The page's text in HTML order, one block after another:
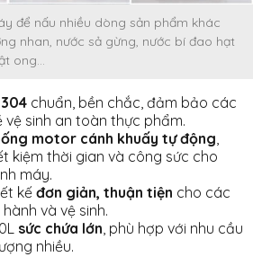
để nấu nhiều dòng sản phẩm khác
nhan, nước sả gừng, nước bí đao hạt
ong…
chuẩn, bền chắc, đảm bảo các
vệ sinh an toàn thực phẩm.
motor cánh khuấy tự động,
kiệm thời gian và công sức cho
máy.
kế đơn giản, thuận tiện cho các
và vệ sinh.
sức chứa lớn, phù hợp với nhu cầu
nhiều.